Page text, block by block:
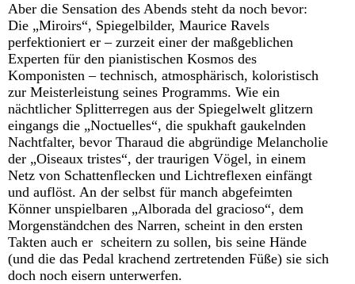
Aber die Sensation des Abends steht da noch bevor:
Die „Miroirs“, Spiegelbilder, Maurice Ravels
perfektioniert er – zurzeit einer der maßgeblichen
Experten für den pianistischen Kosmos des
Komponisten – technisch, atmosphärisch, koloristisch
zur Meisterleistung seines Programms. Wie ein
nächtlicher Splitterregen aus der Spiegelwelt glitzern
eingangs die „Noctuelles“, die spukhaft gaukelnden
Nachtfalter, bevor Tharaud die abgründige Melancholie
der „Oiseaux tristes“, der traurigen Vögel, in einem
Netz von Schattenflecken und Lichtreflexen einfängt
und auflöst. An der selbst für manch abgefeimten
Könner unspielbaren „Alborada del gracioso“, dem
Morgenständchen des Narren, scheint in den ersten
Takten auch er scheitern zu sollen, bis seine Hände
(und die das Pedal krachend zertretenden Füße) sie sich
doch noch eisern unterwerfen.